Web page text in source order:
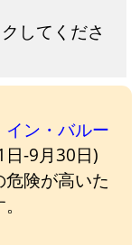
してくださ
イン・バルー
日-9月30日)
険が高いた